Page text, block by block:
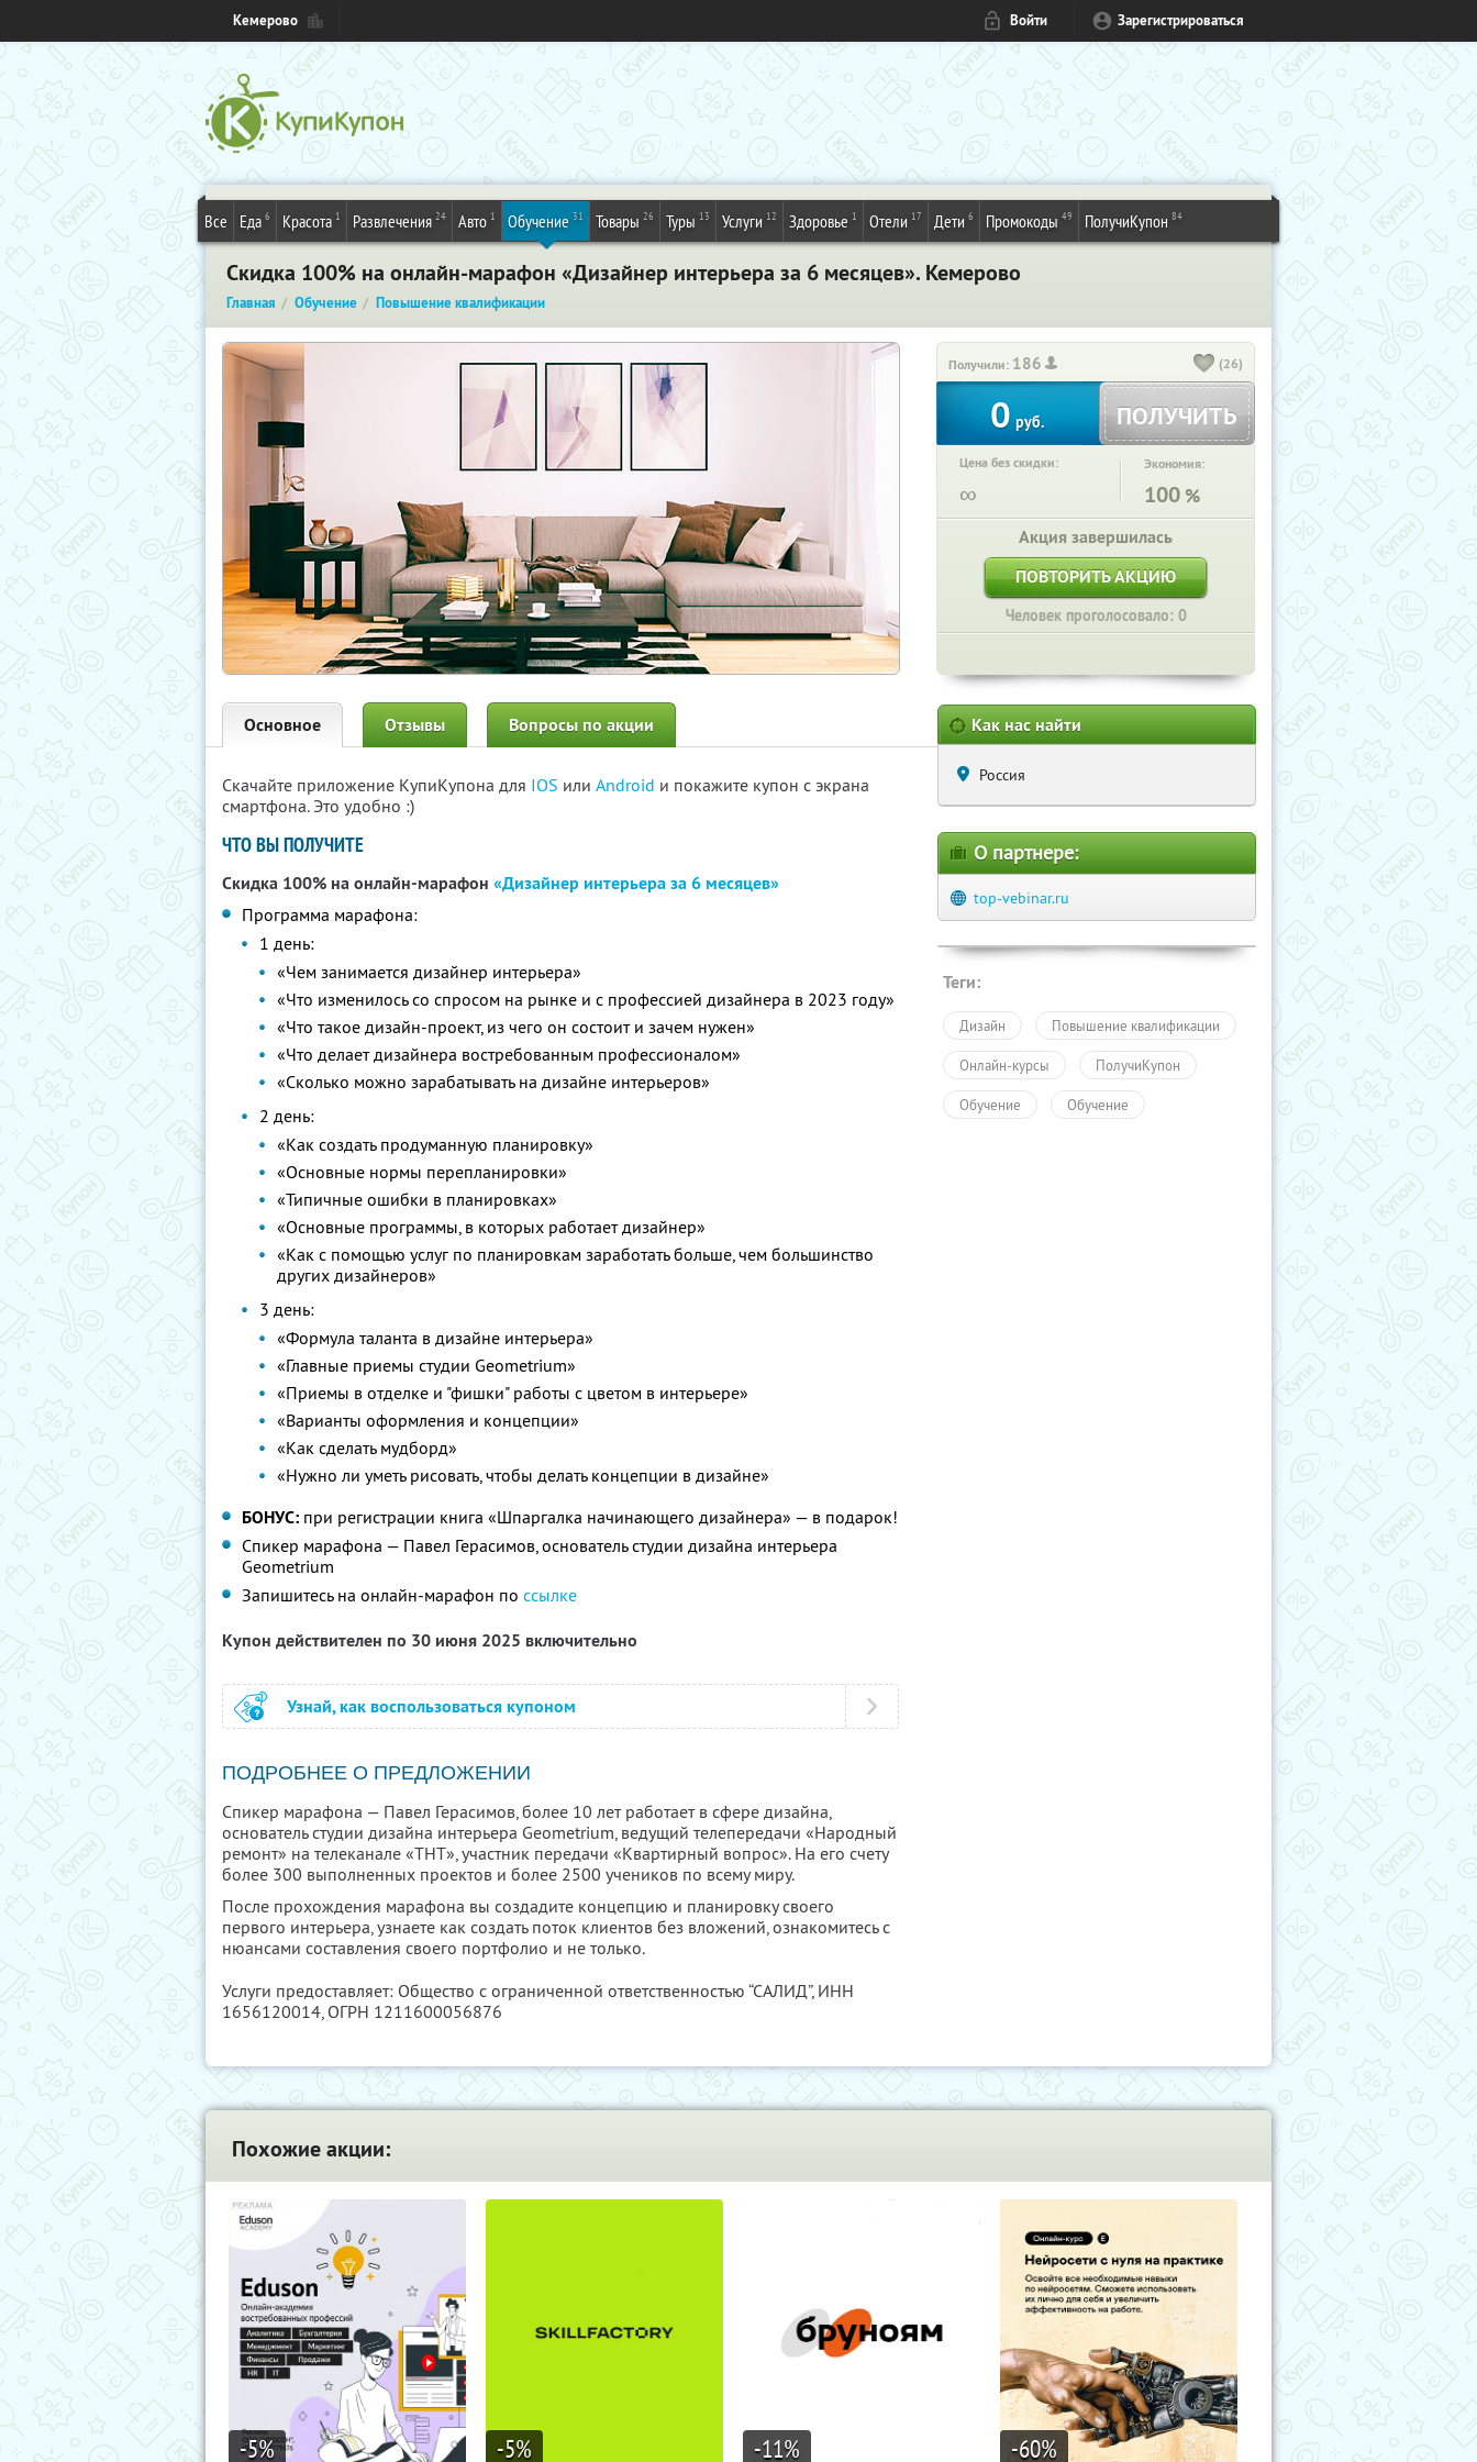
Кемерово Войти Зарегистрироваться
Все Еда 6 Красота 1 Развлечения 24 Авто 1 Обучение 31 Товары 26 Туры 13 Услуги 12 Здоровье 1 Отели 17 Дети 6 Промокоды 49 ПолучиКупон 84
Скидка 100% на онлайн-марафон «Дизайнер интерьера за 6 месяцев». Кемерово
Главная Обучение Повышение квалификации
Получили: 186 (26)
0 руб. ПОЛУЧИТЬ
Цена без скидки:
∞
Экономия:
100 %
Акция завершилась
ПОВТОРИТЬ АКЦИЮ
Человек проголосовало: 0
Основное Отзывы Вопросы по акции
Скачайте приложение КупиКупона для IOS или Android и покажите купон с экрана
смартфона. Это удобно :)
ЧТО ВЫ ПОЛУЧИТЕ
Скидка 100% на онлайн-марафон «Дизайнер интерьера за 6 месяцев»
Программа марафона:
1 день:
«Чем занимается дизайнер интерьера»
«Что изменилось со спросом на рынке и с профессией дизайнера в 2023 году»
«Что такое дизайн-проект, из чего он состоит и зачем нужен»
«Что делает дизайнера востребованным профессионалом»
«Сколько можно зарабатывать на дизайне интерьеров»
2 день:
«Как создать продуманную планировку»
«Основные нормы перепланировки»
«Типичные ошибки в планировках»
«Основные программы, в которых работает дизайнер»
«Как с помощью услуг по планировкам заработать больше, чем большинство
других дизайнеров»
3 день:
«Формула таланта в дизайне интерьера»
«Главные приемы студии Geometrium»
«Приемы в отделке и "фишки" работы с цветом в интерьере»
«Варианты оформления и концепции»
«Как сделать мудборд»
«Нужно ли уметь рисовать, чтобы делать концепции в дизайне»
БОНУС: при регистрации книга «Шпаргалка начинающего дизайнера» — в подарок!
Спикер марафона — Павел Герасимов, основатель студии дизайна интерьера
Geometrium
Запишитесь на онлайн-марафон по ссылке
Купон действителен по 30 июня 2025 включительно
Узнай, как воспользоваться купоном
ПОДРОБНЕЕ О ПРЕДЛОЖЕНИИ
Спикер марафона — Павел Герасимов, более 10 лет работает в сфере дизайна,
основатель студии дизайна интерьера Geometrium, ведущий телепередачи «Народный
ремонт» на телеканале «ТНТ», участник передачи «Квартирный вопрос». На его счету
более 300 выполненных проектов и более 2500 учеников по всему миру.
После прохождения марафона вы создадите концепцию и планировку своего
первого интерьера, узнаете как создать поток клиентов без вложений, ознакомитесь с
нюансами составления своего портфолио и не только.
Услуги предоставляет: Общество с ограниченной ответственностью “САЛИД”, ИНН
1656120014, ОГРН 1211600056876
Как нас найти
Россия
О партнере:
top-vebinar.ru
Теги:
Дизайн Повышение квалификации
Онлайн-курсы ПолучиКупон
Обучение Обучение
Похожие акции:
-5% -5% -11% -60%